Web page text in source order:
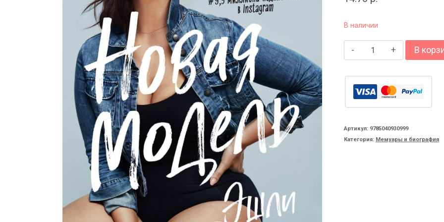
В наличии
Количество
Эшли
Грэм.
модель.
Автобиография
В
Артикул: 9785040930999
Категория: Мемуары и биография